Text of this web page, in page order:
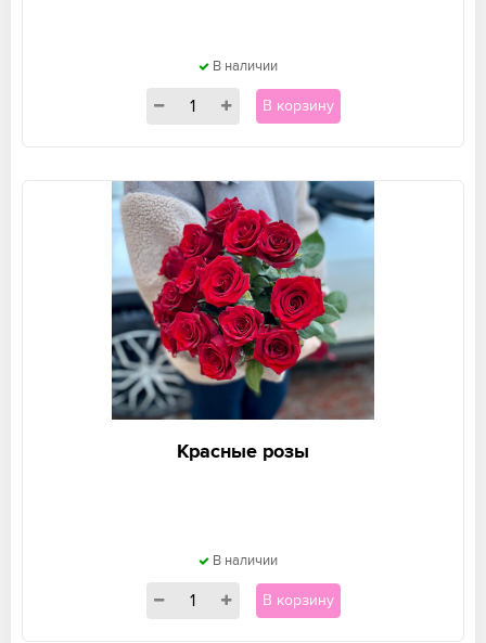
В наличии
В корзину
Красные розы
В наличии
В корзину